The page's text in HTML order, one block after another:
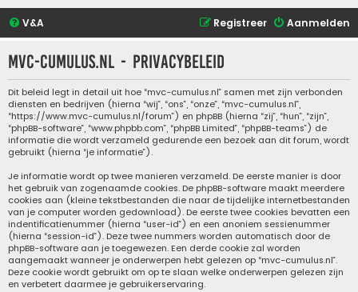
V&A Aanmelden
Registreer
mvc-cumulus.nl - Privacybeleid
Dit beleid legt in detail uit hoe “mvc-cumulus.nl” samen met zijn verbonden
diensten en bedrijven (hierna “wij”, “ons”, “onze”, “mvc-cumulus.nl”,
“https://www.mvc-cumulus.nl/forum”) en phpBB (hierna “zij”, “hun”, “zijn”,
“phpBB-software”, “www.phpbb.com”, “phpBB Limited”, “phpBB-teams”) de
informatie die wordt verzameld gedurende een bezoek aan dit forum, wordt
gebruikt (hierna “je informatie”).
Je informatie wordt op twee manieren verzameld. De eerste manier is door
het gebruik van zogenaamde cookies. De phpBB-software maakt meerdere
cookies aan (kleine tekstbestanden die naar de tijdelijke internetbestanden
van je computer worden gedownload). De eerste twee cookies bevatten een
indentificatienummer (hierna “user-id”) en een anoniem sessienummer
(hierna “session-id”). Deze twee nummers worden automatisch door de
phpBB-software aan je toegewezen. Een derde cookie zal worden
aangemaakt wanneer je onderwerpen hebt gelezen op “mvc-cumulus.nl”.
Deze cookie wordt gebruikt om op te slaan welke onderwerpen gelezen zijn
en verbetert daarmee je gebruikerservaring.